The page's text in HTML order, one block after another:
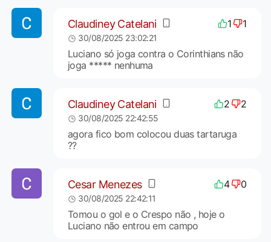
Claudiney Catelani 1 1
30/08/2025 23:02:21
Luciano só joga contra o Corinthians não
joga ***** nenhuma
Claudiney Catelani 2 2
30/08/2025 22:42:55
agora fico bom colocou duas tartaruga
??
Cesar Menezes 4 0
30/08/2025 22:42:11
Tomou o gol e o Crespo não , hoje o
Luciano não entrou em campo